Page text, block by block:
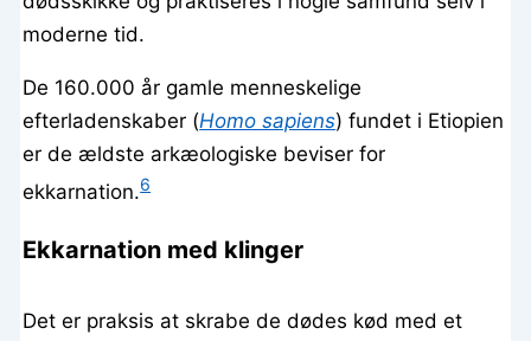
moderne tid.
De 160.000 år gamle menneskelige
efterladenskaber (Homo sapiens) fundet i Etiopien
er de ældste arkæologiske beviser for
ekkarnation.6
Ekkarnation med klinger
Det er praksis at skrabe de dødes kød med et